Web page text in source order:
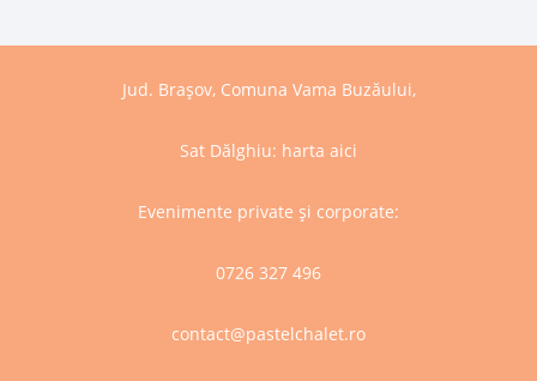
Jud. Brașov, Comuna Vama Buzăului,
Sat Dălghiu: harta aici
Evenimente private și corporate:
0726 327 496
contact@pastelchalet.ro